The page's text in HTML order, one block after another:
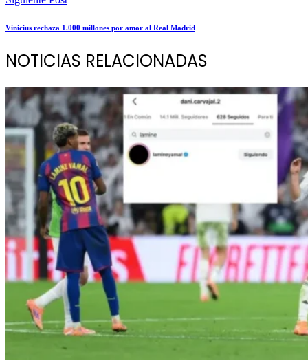
Vinicius rechaza 1.000 millones por amor al Real Madrid
NOTICIAS RELACIONADAS